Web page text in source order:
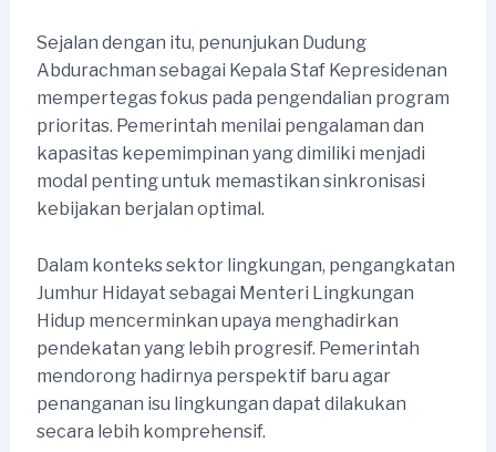
Sejalan dengan itu, penunjukan Dudung
Abdurachman sebagai Kepala Staf Kepresidenan
mempertegas fokus pada pengendalian program
prioritas. Pemerintah menilai pengalaman dan
kapasitas kepemimpinan yang dimiliki menjadi
modal penting untuk memastikan sinkronisasi
kebijakan berjalan optimal.
Dalam konteks sektor lingkungan, pengangkatan
Jumhur Hidayat sebagai Menteri Lingkungan
Hidup mencerminkan upaya menghadirkan
pendekatan yang lebih progresif. Pemerintah
mendorong hadirnya perspektif baru agar
penanganan isu lingkungan dapat dilakukan
secara lebih komprehensif.